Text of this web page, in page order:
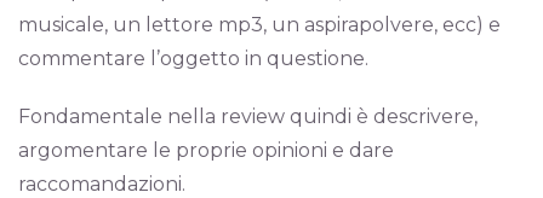
musicale, un lettore mp3, un aspirapolvere, ecc) e
commentare l’oggetto in questione.
Fondamentale nella review quindi è descrivere,
argomentare le proprie opinioni e dare
raccomandazioni.